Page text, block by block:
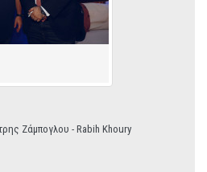
Ζάμπογλου - Rabih Κhoury